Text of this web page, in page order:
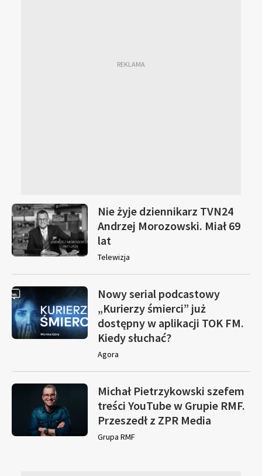
Nie żyje dziennikarz TVN24
Andrzej Morozowski. Miał 69
lat
Telewizja
Nowy serial podcastowy
„Kurierzy śmierci” już
dostępny w aplikacji TOK FM.
Kiedy słuchać?
Agora
Michał Pietrzykowski szefem
treści YouTube w Grupie RMF.
Przeszedł z ZPR Media
Grupa RMF